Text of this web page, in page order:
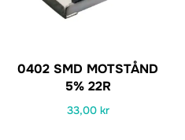
0402 SMD MOTSTÅND
5% 22R
33,00 kr